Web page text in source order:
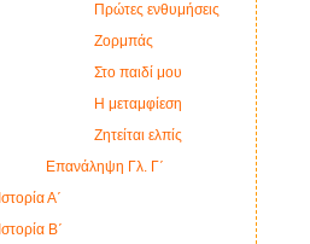
Πρώτες ενθυμήσεις
Ζορμπάς
Στο παιδί μου
Η μεταμφίεση
Ζητείται ελπίς
Επανάληψη Γλ. Γ΄
Ιστορία Α΄
Ιστορία Β΄